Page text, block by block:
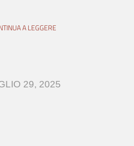
A LEGGERE
29, 2025